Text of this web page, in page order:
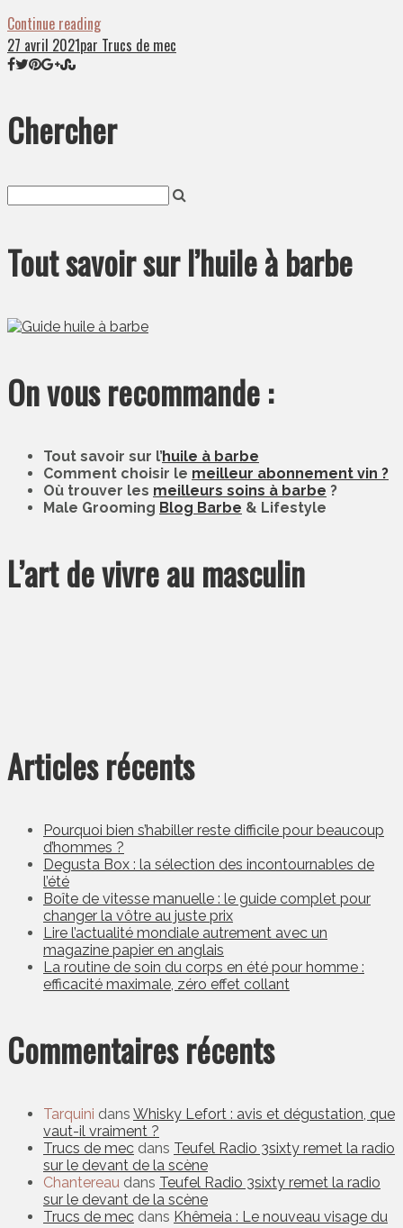
Continue reading
27 avril 2021par Trucs de mec
Chercher
Tout savoir sur l’huile à barbe
On vous recommande :
Tout savoir sur l’huile à barbe
Comment choisir le meilleur abonnement vin ?
Où trouver les meilleurs soins à barbe ?
Male Grooming Blog Barbe & Lifestyle
L’art de vivre au masculin
Articles récents
Pourquoi bien s’habiller reste difficile pour beaucoup
d’hommes ?
Degusta Box : la sélection des incontournables de
l’été
Boîte de vitesse manuelle : le guide complet pour
changer la vôtre au juste prix
Lire l’actualité mondiale autrement avec un
magazine papier en anglais
La routine de soin du corps en été pour homme :
efficacité maximale, zéro effet collant
Commentaires récents
Tarquini dans Whisky Lefort : avis et dégustation, que
vaut-il vraiment ?
Trucs de mec dans Teufel Radio 3sixty remet la radio
sur le devant de la scène
Chantereau dans Teufel Radio 3sixty remet la radio
sur le devant de la scène
Trucs de mec dans Khêmeia : Le nouveau visage du